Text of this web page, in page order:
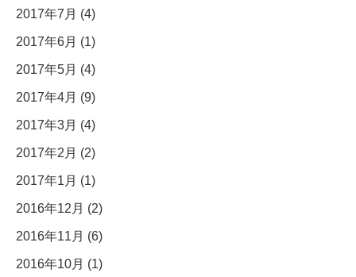
2017年7月 (4)
2017年6月 (1)
2017年5月 (4)
2017年4月 (9)
2017年3月 (4)
2017年2月 (2)
2017年1月 (1)
2016年12月 (2)
2016年11月 (6)
2016年10月 (1)